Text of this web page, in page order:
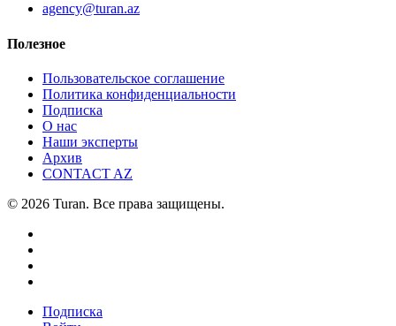
agency@turan.az
Полезное
Пользовательское соглашение
Политика конфиденциальности
Подписка
О нас
Наши эксперты
Архив
CONTACT AZ
© 2026 Turan. Все права защищены.
Подписка